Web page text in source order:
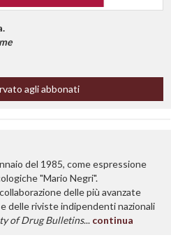
agli abbonati
del 1985, come espressione
"Mario Negri".
delle più avanzate
delle riviste indipendenti nazionali
of Drug Bulletins... continua